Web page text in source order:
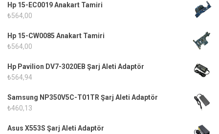
Hp 15-EC0019 Anakart Tamiri
₺564,00
Hp 15-CW0085 Anakart Tamiri
₺564,00
Hp Pavilion DV7-3020EB Şarj Aleti Adaptör
₺564,94
Samsung NP350V5C-T01TR Şarj Aleti Adaptör
₺460,13
Asus X553S Şarj Aleti Adaptör